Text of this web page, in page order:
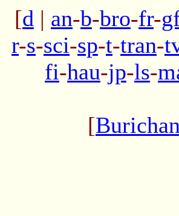
[d | an-b-bro-fr-
r-s-sci-sp-t-tran-
fi-hau-jp-ls-
[Burichan